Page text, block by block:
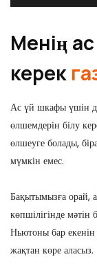
Менің
керек
Ас үй шкафы үшін
өлшемдерін білу
өлшеуге болады,
мүмкін емес.
Бақытымызға орай,
көпшілігінде мәтін
Ньютоны бар екенін
жақтан көре аласыз.